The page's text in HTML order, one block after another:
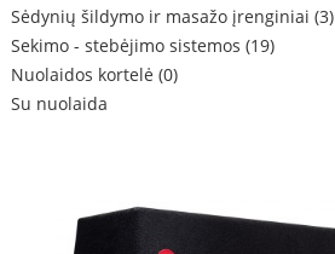
Sėdynių šildymo ir masažo įrenginiai (3)
Sekimo - stebėjimo sistemos (19)
Nuolaidos kortelė (0)
Su nuolaida